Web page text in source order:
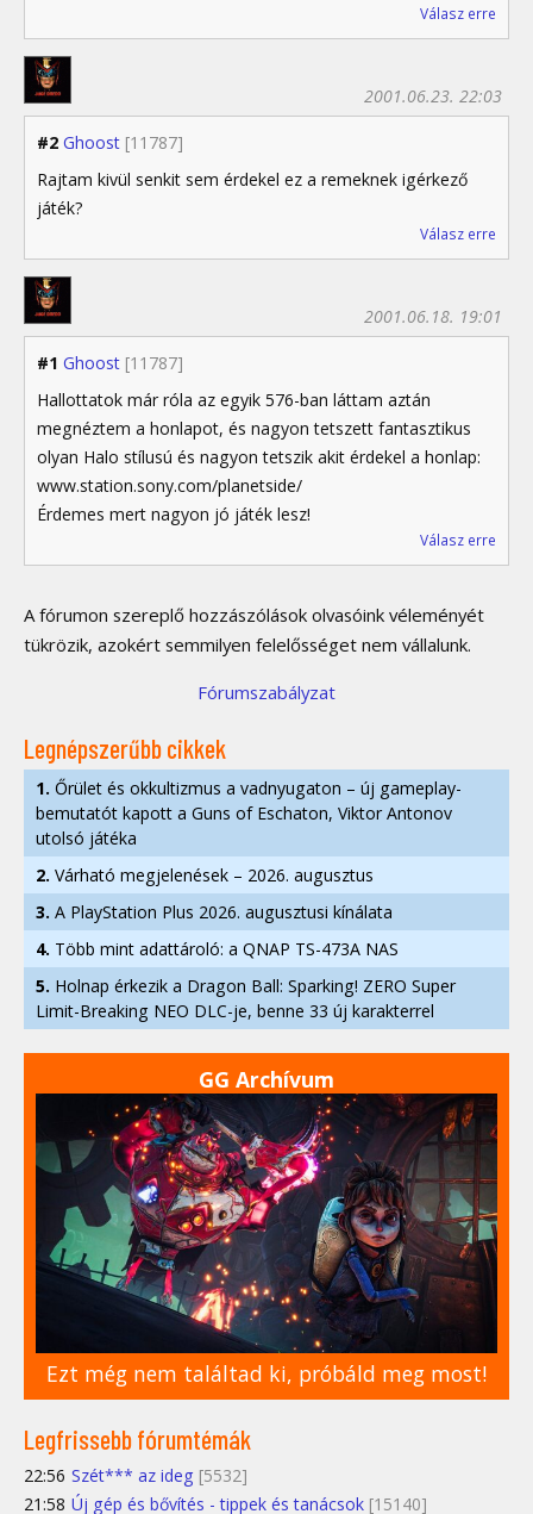
Válasz erre
#2 Ghoost [11787]
2001.06.23. 22:03
Rajtam kivül senkit sem érdekel ez a remeknek igérkező
játék?
Válasz erre
#1 Ghoost [11787]
2001.06.18. 19:01
Hallottatok már róla az egyik 576-ban láttam aztán
megnéztem a honlapot, és nagyon tetszett fantasztikus
olyan Halo stílusú és nagyon tetszik akit érdekel a honlap:
www.station.sony.com/planetside/
Érdemes mert nagyon jó játék lesz!
Válasz erre
A fórumon szereplő hozzászólások olvasóink véleményét
tükrözik, azokért semmilyen felelősséget nem vállalunk.
Fórumszabályzat
Legnépszerűbb cikkek
1. Őrület és okkultizmus a vadnyugaton – új gameplay-
bemutatót kapott a Guns of Eschaton, Viktor Antonov
utolsó játéka
2. Várható megjelenések – 2026. augusztus
3. A PlayStation Plus 2026. augusztusi kínálata
4. Több mint adattároló: a QNAP TS-473A NAS
5. Holnap érkezik a Dragon Ball: Sparking! ZERO Super
Limit-Breaking NEO DLC-je, benne 33 új karakterrel
GG Archívum
Ezt még nem találtad ki, próbáld meg most!
Legfrissebb fórumtémák
22:56 Szét*** az ideg [5532]
21:58 Új gép és bővítés - tippek és tanácsok [15140]